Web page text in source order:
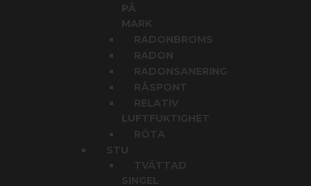
PÅ
MARK
RADONBROMS
RADON
RADONSANERING
RÅSPONT
RELATIV
LUFTFUKTIGHET
RÖTA
TVÄTTAD